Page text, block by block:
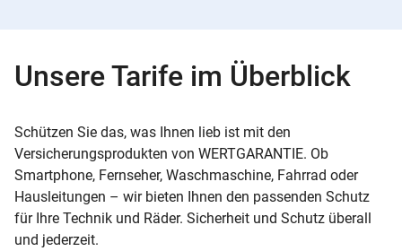
Unsere Tarife im Überblick
Schützen Sie das, was Ihnen lieb ist mit den
Versicherungsprodukten von WERTGARANTIE. Ob
Smartphone, Fernseher, Waschmaschine, Fahrrad oder
Hausleitungen – wir bieten Ihnen den passenden Schutz
für Ihre Technik und Räder. Sicherheit und Schutz überall
und jederzeit.